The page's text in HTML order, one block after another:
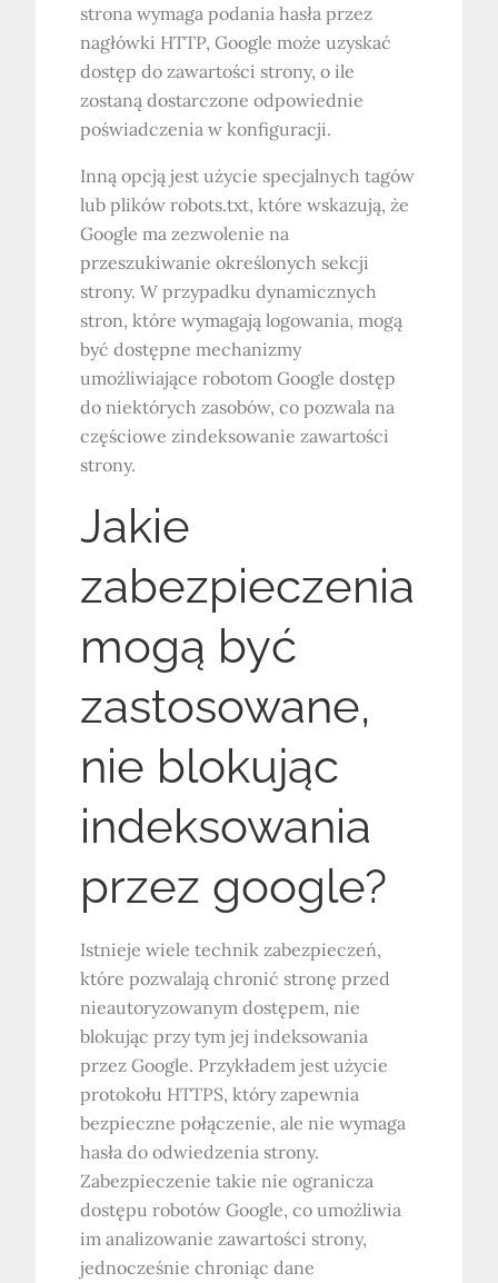
strona wymaga podania hasła przez
nagłówki HTTP, Google może uzyskać
dostęp do zawartości strony, o ile
zostaną dostarczone odpowiednie
poświadczenia w konfiguracji.
Inną opcją jest użycie specjalnych tagów
lub plików robots.txt, które wskazują, że
Google ma zezwolenie na
przeszukiwanie określonych sekcji
strony. W przypadku dynamicznych
stron, które wymagają logowania, mogą
być dostępne mechanizmy
umożliwiające robotom Google dostęp
do niektórych zasobów, co pozwala na
częściowe zindeksowanie zawartości
strony.
Jakie
zabezpieczenia
mogą być
zastosowane,
nie blokując
indeksowania
przez google?
Istnieje wiele technik zabezpieczeń,
które pozwalają chronić stronę przed
nieautoryzowanym dostępem, nie
blokując przy tym jej indeksowania
przez Google. Przykładem jest użycie
protokołu HTTPS, który zapewnia
bezpieczne połączenie, ale nie wymaga
hasła do odwiedzenia strony.
Zabezpieczenie takie nie ogranicza
dostępu robotów Google, co umożliwia
im analizowanie zawartości strony,
jednocześnie chroniąc dane